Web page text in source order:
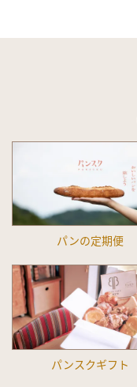
パンの定期便
パンスクギフト